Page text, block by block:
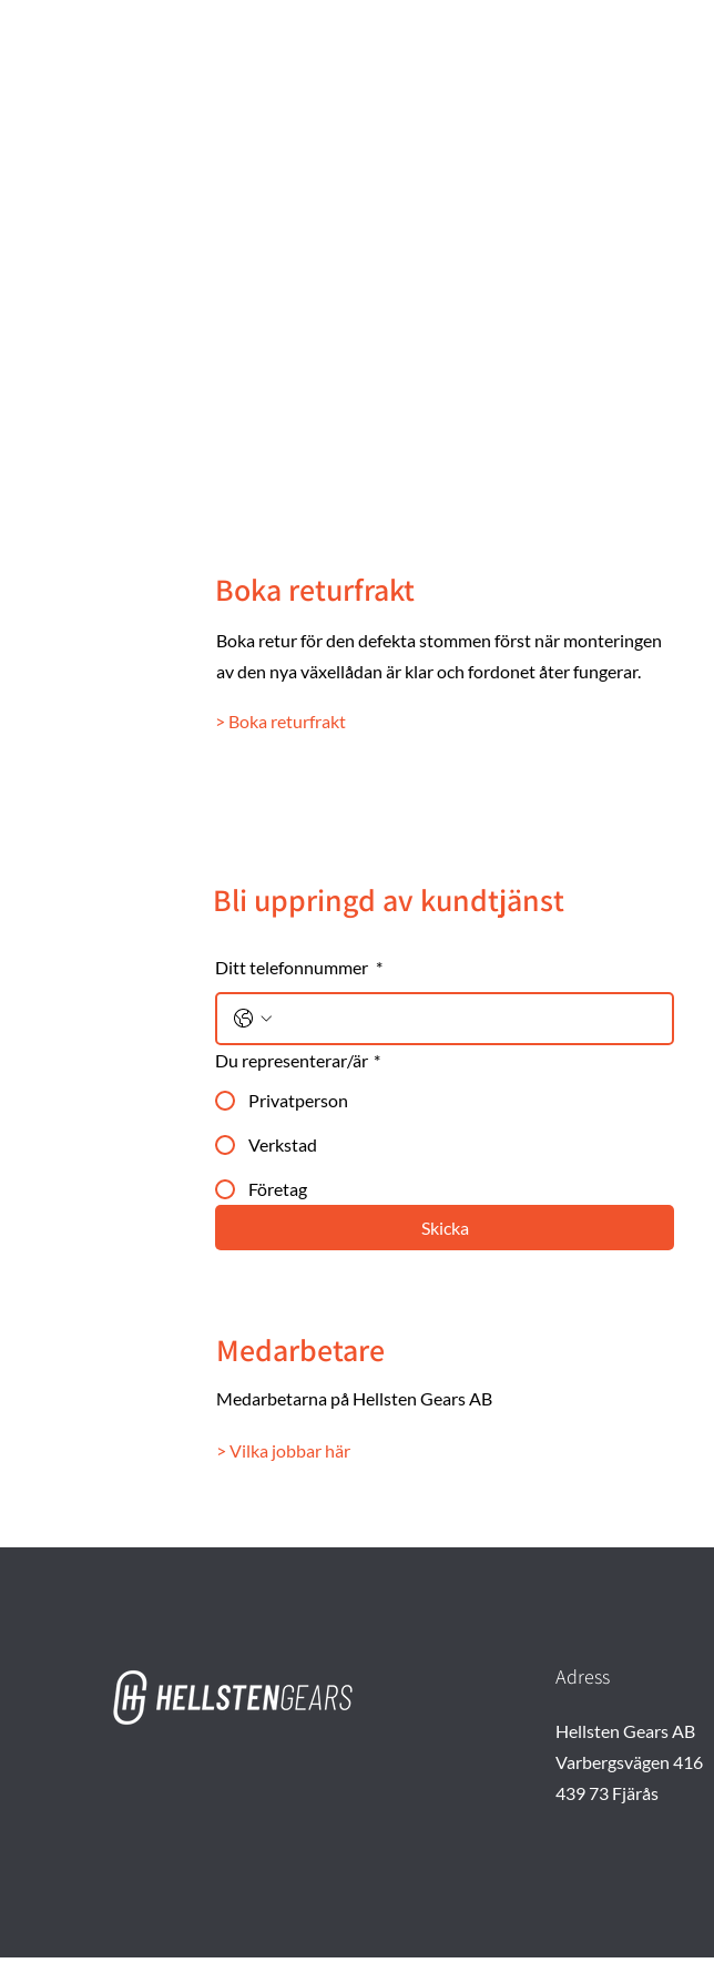
Boka returfrakt
Boka retur för den defekta stommen först när monteringen
av den nya växellådan är klar och fordonet åter fungerar.
> Boka returfrakt
Bli uppringd av kundtjänst
Ditt telefonnummer *
Du representerar/är *
Privatperson
Verkstad
Företag
Skicka
Medarbetare
Medarbetarna på Hellsten Gears AB
> Vilka jobbar här
Adress
Hellsten Gears AB
Varbergsvägen 416
439 73 Fjärås